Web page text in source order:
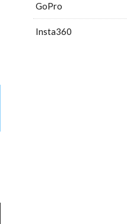
GoPro
Insta360